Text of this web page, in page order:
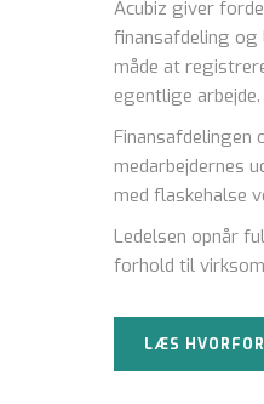
Acubiz giver
finansafdeling og
måde at
egentlige arbejde.
Finansafdelingen
medarbejdernes
med flaskehalse
Ledelsen opnår
forhold til
LÆS